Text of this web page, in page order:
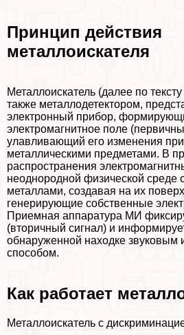
Принцип действия
металлоискателя
Металлоискатель (далее по
также металлодетектором,
электронный прибор,
электромагнитное поле
улавливающий его изменения при
металлическими предметами. В
распространения
неоднородной физической среде
металлами, создавая на их
генерирующие собственные
Приемная аппаратура МИ
(вторичный сигнал) и
обнаруженной находке звуковым
способом.
Как работает
Металлоискатель с